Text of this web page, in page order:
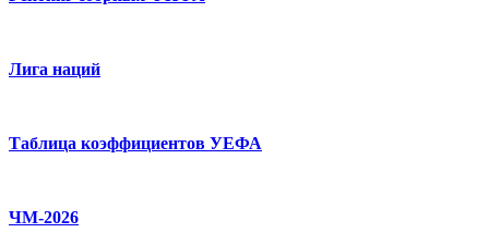
Лига наций
Таблица коэффициентов УЕФА
ЧМ-2026